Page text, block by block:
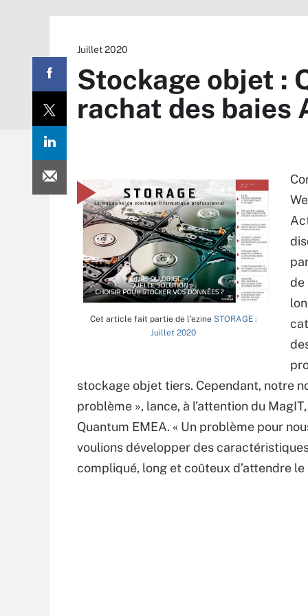
Juillet 2020
Stockage objet :
rachat des baies
Cet article fait partie de l’ezine STORAGE :
Juillet 2020
de
stockage objet tiers. Cependant, notre
problème », lance, à l’attention du
Quantum EMEA. « Un problème pour
voulions développer des
compliqué, long et coûteux d’attendre le